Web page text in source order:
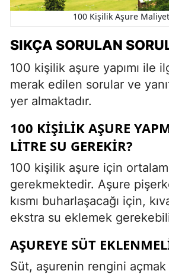
100 Kişilik Aşure
SIKÇA SORULAN
100 kişilik aşure yapımı ile
merak edilen sorular ve
yer almaktadır.
100 KIŞILIK AŞURE
LITRE SU GEREKIR?
100 kişilik aşure için
gerekmektedir. Aşure
kısmı buharlaşacağı için,
ekstra su eklemek
AŞUREYE SÜT
Süt, aşurenin rengini açmak